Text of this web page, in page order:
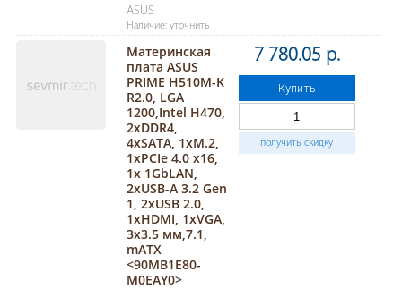
ASUS
Наличие: уточнить
Материнская
плата ASUS
PRIME H510M-K
R2.0, LGA
1200,Intel H470,
2xDDR4,
4xSATA, 1xM.2,
1xPCIe 4.0 x16,
1x 1GbLAN,
2xUSB-A 3.2 Gen
1, 2xUSB 2.0,
1xHDMI, 1xVGA,
3x3.5 мм,7.1,
mATX
<90MB1E80-
M0EAY0>
7 780.05 р.
Купить
получить скидку